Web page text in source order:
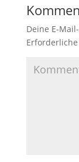
Deine E-